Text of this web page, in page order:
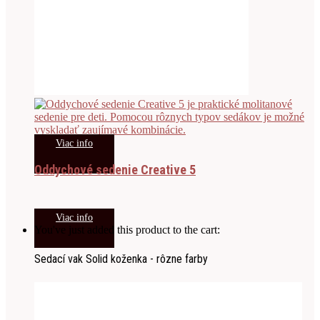
Viac info
Oddychové sedenie Creative 5
Viac info
You've just added this product to the cart:
Sedací vak Solid koženka - rôzne farby